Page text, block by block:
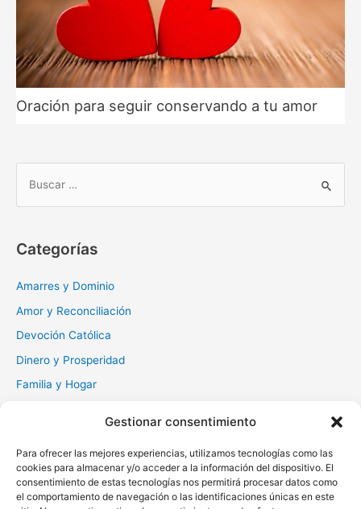
Gestionar consentimiento
Para ofrecer las mejores experiencias, utilizamos tecnologías como las
cookies para almacenar y/o acceder a la información del dispositivo. El
consentimiento de estas tecnologías nos permitirá procesar datos como
el comportamiento de navegación o las identificaciones únicas en este
Oración para seguir conservando a tu amor
r
Categorías
Amarres y Dominio
Amor y Reconciliación
Devoción Católica
Dinero y Prosperidad
Familia y Hogar
Muerte y Difuntos
Oraciones Diarias